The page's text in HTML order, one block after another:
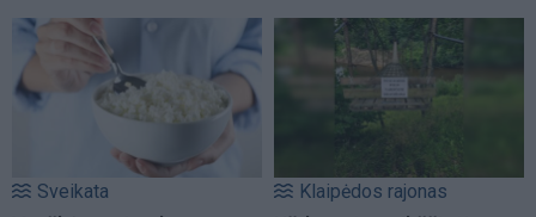
Sveikata Klaipėdos rajonas